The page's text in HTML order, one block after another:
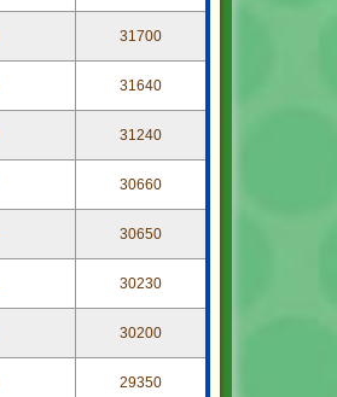
31700
31640
31240
30660
30650
30230
30200
29350